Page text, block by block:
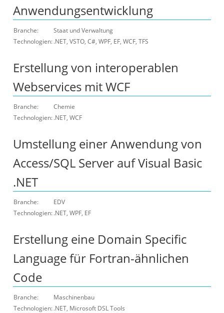
Anwendungsentwicklung
Branche:
Staat und Verwaltung
Technologien:.NET, VSTO, C#, WPF, EF, WCF, TFS
Erstellung von interoperablen
Webservices mit WCF
Branche:
Chemie
Technologien:.NET, WCF
Umstellung einer Anwendung von
Access/SQL Server auf Visual Basic
.NET
Branche:
EDV
Technologien:.NET, WPF, EF
Erstellung eine Domain Specific
Language für Fortran-ähnlichen
Code
Branche:
Maschinenbau
Technologien:.NET, Microsoft DSL Tools